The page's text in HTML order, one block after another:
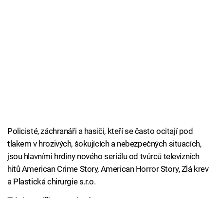
Policisté, záchranáři a hasiči, kteří se často ocitají pod
tlakem v hrozivých, šokujících a nebezpečných situacích,
jsou hlavními hrdiny nového seriálu od tvůrců televizních
hitů American Crime Story, American Horror Story, Zlá krev
a Plastická chirurgie s.r.o.